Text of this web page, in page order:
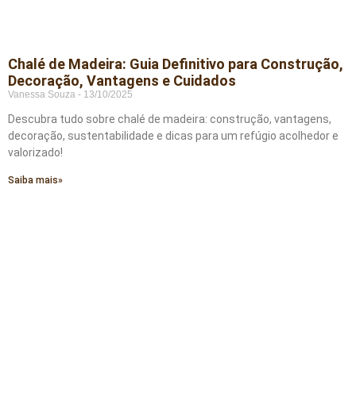
Chalé de Madeira: Guia Definitivo para Construção,
Decoração, Vantagens e Cuidados
Vanessa Souza 13/10/2025
Descubra tudo sobre chalé de madeira: construção, vantagens,
decoração, sustentabilidade e dicas para um refúgio acolhedor e
valorizado!
Saiba mais»